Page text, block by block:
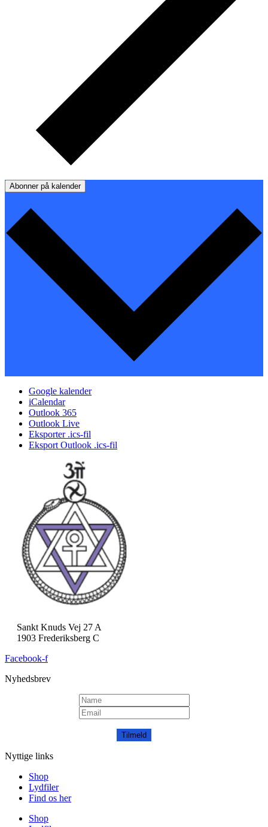
Abonner på kalender
Google kalender
iCalendar
Outlook 365
Outlook Live
Eksporter .ics-fil
Eksport Outlook .ics-fil
Sankt Knuds Vej 27 A
1903 Frederiksberg C
Facebook-f
Nyhedsbrev
Tilmeld
Nyttige links
Shop
Lydfiler
Find os her
Shop